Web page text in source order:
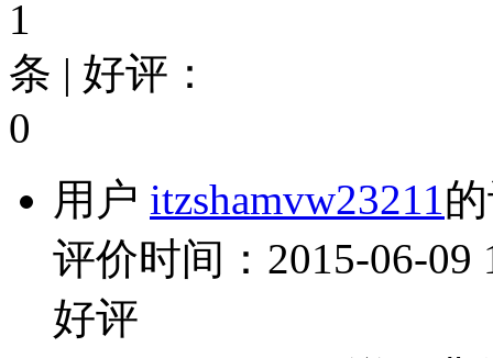
1
条 | 好评：
0
用户 itzshamvw23211
评价时间：2015-06-09
好评